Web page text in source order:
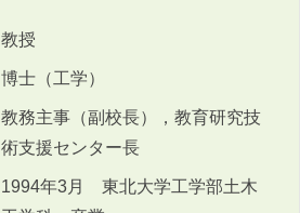
教授
博士（工学）
教務主事（副校長），教育研究技
術支援センター長
1994年3月 東北大学工学部土木